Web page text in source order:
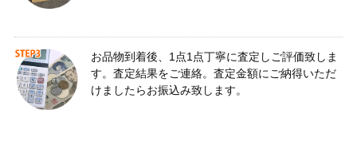
お品物到着後、1点1点丁寧に査定しご評価致しま
す。査定結果をご連絡。査定金額にご納得いただ
けましたらお振込み致します。